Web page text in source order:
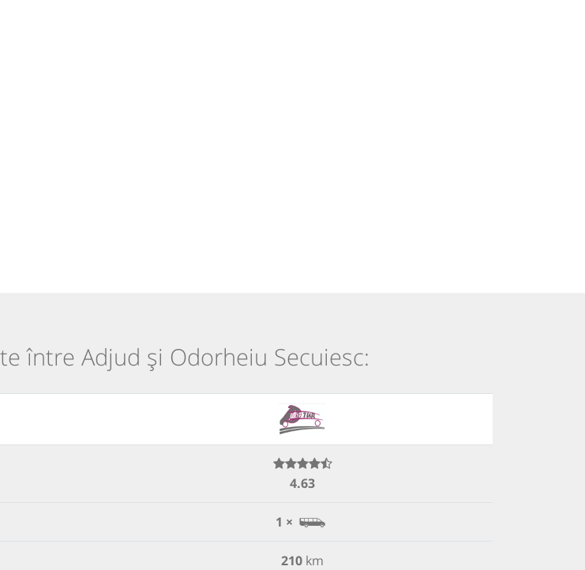
între Adjud și Odorheiu Secuiesc:
4.63
1 ×
210 km